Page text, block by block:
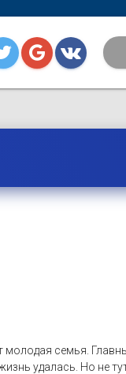
молодая семья.
удалась. Но не